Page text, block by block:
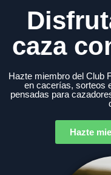
caza
Hazte miembro del Club
en cacerías, sorteos
pensadas para
Hazte